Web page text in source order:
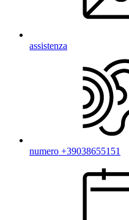
assistenza
numero +39038655151